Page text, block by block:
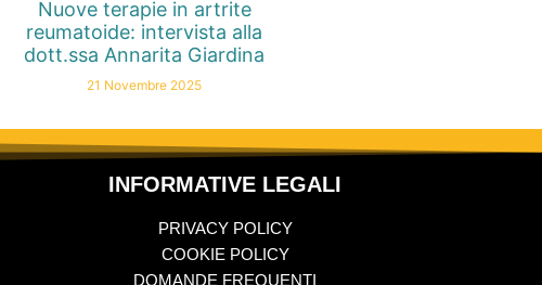
Nuove terapie in artrite
reumatoide: intervista alla
dott.ssa Annarita Giardina
21 Novembre 2025
INFORMATIVE LEGALI
PRIVACY POLICY
COOKIE POLICY
DOMANDE FREQUENTI